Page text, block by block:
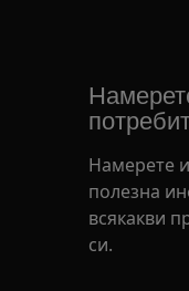
Намерете
полезна
всякакви
си.